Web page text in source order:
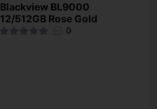
Blackview BL9000
12/512GB Rose Gold
0